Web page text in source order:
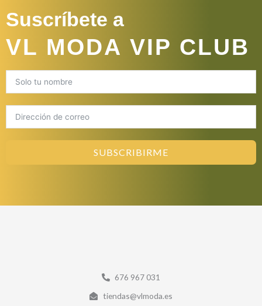
Suscríbete a
VL MODA VIP CLUB
SUBSCRIBIRME
676 967 031
tiendas@vlmoda.es